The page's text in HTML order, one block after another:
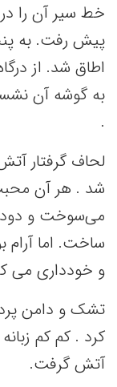
خط سیر آن را
پیش رفت. به
اطاق شد. از
به گوشه آن
.
لحاف گرفتار
شد . هر آن
می‌سوخت و
ساخت. اما آرام
و خودداری می
تشک و دامن
کرد . کم کم
آتش گرفت.